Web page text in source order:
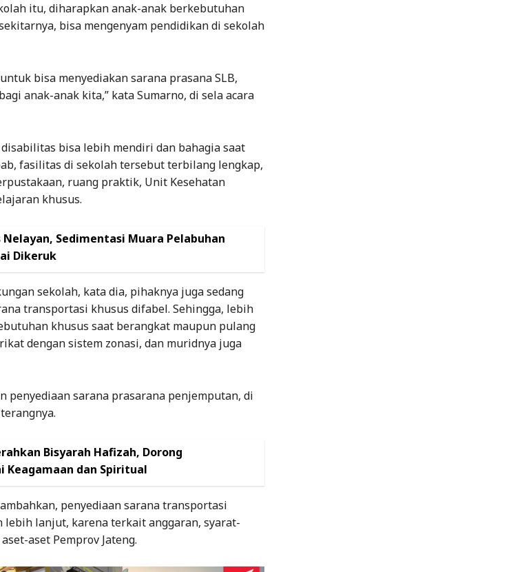
itu, diharapkan anak-anak berkebutuhan
bisa mengenyam pendidikan di sekolah
bisa menyediakan sarana prasana SLB,
anak-anak kita,” kata Sumarno, di sela acara
bisa lebih mendiri dan bahagia saat
fasilitas di sekolah tersebut terbilang lengkap,
ruang praktik, Unit Kesehatan
khusus.
Nelayan, Sedimentasi Muara Pelabuhan
Dikeruk
sekolah, kata dia, pihaknya juga sedang
transportasi khusus difabel. Sehingga, lebih
khusus saat berangkat maupun pulang
dengan sistem zonasi, dan muridnya juga
penyediaan sarana prasarana penjemputan, di
terangnya.
Bisyarah Hafizah, Dorong
Keagamaan dan Spiritual
penyediaan sarana transportasi
lebih lanjut, karena terkait anggaran, syarat-
aset Pemprov Jateng.